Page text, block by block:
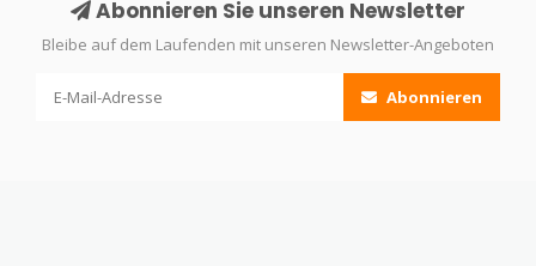
Abonnieren Sie unseren Newsletter
Bleibe auf dem Laufenden mit unseren Newsletter-Angeboten
Abonnieren